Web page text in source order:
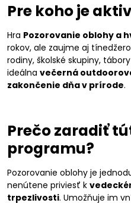
Pre koho je
Hra Pozorovanie oblohy a
rokov, ale zaujme aj
rodiny, školské skupiny,
ideálna večerná
zakončenie dňa v prírode.
Prečo zaradiť
programu?
Pozorovanie oblohy je
nenútene priviesť k
trpezlivosti. Umožňuje im